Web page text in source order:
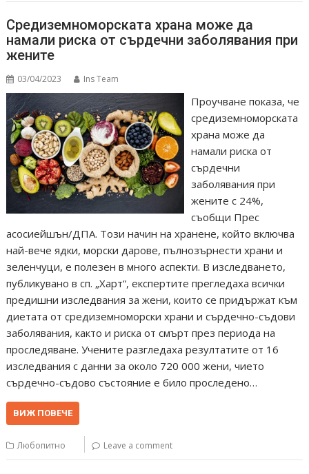
Средиземноморската храна може да
намали риска от сърдечни заболявания при
жените
03/04/2023 Ins Team
Проучване показа, че
средиземноморската
храна може да
намали риска от
сърдечни
заболявания при
жените с 24%,
съобщи Прес
асосиейшън/ДПА. Този начин на хранене, който включва
най-вече ядки, морски дарове, пълнозърнести храни и
зеленчуци, е полезен в много аспекти. В изследването,
публикувано в сп. „Харт“, експертите прегледаха всички
предишни изследвания за жени, които се придържат към
диетата от средиземноморски храни и сърдечно-съдови
заболявания, както и риска от смърт през периода на
проследяване. Учените разгледаха резултатите от 16
изследвания с данни за около 720 000 жени, чието
сърдечно-съдово състояние е било проследено…
ВИЖ ПОВЕЧЕ
Любопитно Leave a comment